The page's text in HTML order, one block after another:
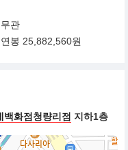
무관
연봉 25,882,560원
백화점청량리점 지하1층